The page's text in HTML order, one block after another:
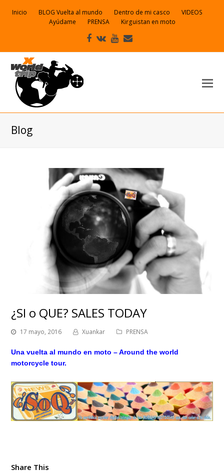
Inicio BLOG Vuelta al mundo Dentro de mi casco
VIDEOS
Ayúdame
PRENSA Kirguistan en moto
Facebook
VK Youtube
electrónico
Blog
¿SI o QUE? SALES TODAY
17 mayo, 2016 Xuankar PRENSA
Una vuelta al mundo en moto – Around the world
motorcycle tour.
Share This